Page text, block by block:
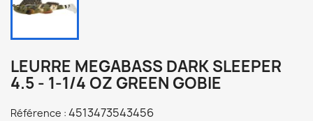
LEURRE MEGABASS DARK SLEEPER
4.5 - 1-1/4 OZ GREEN GOBIE
Référence : 4513473543456